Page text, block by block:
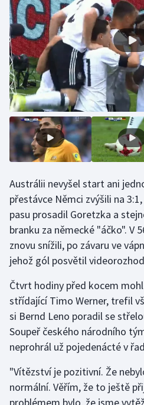
Ragby
Rychlobruslení
Rychlostní kanoistika
Short track
Sportovní střelba
Stolní tenis
Triatlon
Veslování
Vodní slalom
Volejbal
Ostatní
Austrálii nevyšel start ani
přestávce Němci zvýšili na
pasu prosadil Goretzka a
branku za německé "áčko". V
znovu snížili, po závaru ve
jehož gól posvětil
Čtvrt hodiny před kocem
střídající Timo Werner, trefil
si Bernd Leno poradil se
Soupeř českého národního
neprohrál už pojedenácté v
"Vítězství je pozitivní. Že
normální. Věřím, že to ještě
problémem bylo, že jsme